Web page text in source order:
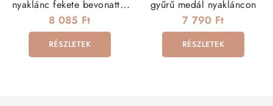
nyaklánc fekete bevonattal
(60 cm - 5 mm)
8 085 Ft
RÉSZLETEK
gyűrű medál nyakláncon
7 790 Ft
RÉSZLETEK